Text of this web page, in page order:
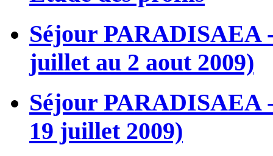
Séjour PARADISAEA
juillet au 2 aout 2009)
Séjour PARADISAEA
19 juillet 2009)